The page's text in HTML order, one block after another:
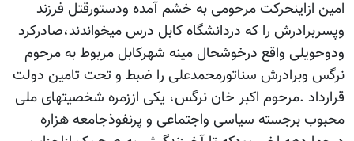
امین ازاینحرکت مرحومی به خشم آمده ودستورقتل فرزند
وپسربرادرش را که دردانشگاه کابل درس میخواندند،صادرکرد
ودوحویلی واقع درخوشحال مینه شهرکابل مربوط به مرحوم
نرگس وبرادرش سناتورمحمدعلی را ضبط و تحت تامین دولت
قرارداد .مرحوم اکبر خان نرگس، یکی اززمره شخصیتهای ملی
محبوب برجسته سیاسی واجتماعی و پرنفوذجامعه هزاره